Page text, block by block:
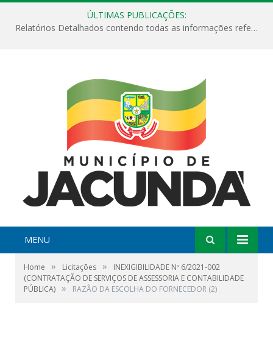
ÚLTIMAS PUBLICAÇÕES:
Relatórios Detalhados contendo todas as informações referentes a execução de recursos destinados ao fomento de projetos culturais no Município de Jacundá entre os anos de 2022 ao presente ano de 2026.
MENU
Home » Licitações »
INEXIGIBILIDADE Nº 6/2021-002
(CONTRATAÇÃO DE SERVIÇOS DE ASSESSORIA E CONTABILIDADE
PÚBLICA) » RAZÃO DA ESCOLHA DO FORNECEDOR (2)